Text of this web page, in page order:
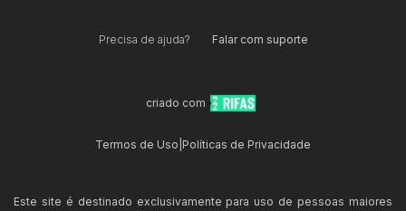
Precisa de ajuda? Falar com suporte
criado com
Termos de Uso Políticas de Privacidade
Este site é destinado exclusivamente para uso de pessoas maiores